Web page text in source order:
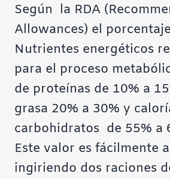
Según la RDA
Allowances) el
Nutrientes energéticos
para el proceso
de proteínas de 10% a
grasa 20% a 30% y
carbohidratos de 55% a
Este valor es fácilmente
ingiriendo dos raciones